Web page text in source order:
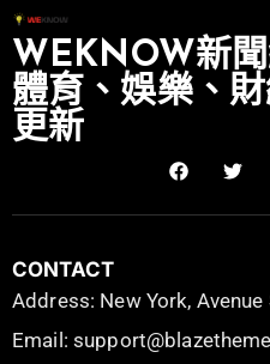
WEKNOW新聞
體育、娛樂、
更新
CONTACT
Address: New York, Avenue
Email: